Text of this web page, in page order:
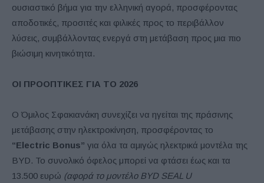
ουσιαστικό βήμα για την ελληνική αγορά, προσφέροντας
αποδοτικές, προσιτές και φιλικές προς το περιβάλλον
λύσεις, συμβάλλοντας ενεργά στη μετάβαση προς μια πιο
βιώσιμη κινητικότητα.
ΟΙ ΠΡΟΟΠΤΙΚΕΣ ΓΙΑ ΤΟ 2026
Ο Όμιλος Σφακιανάκη συνεχίζει να ηγείται της πράσινης
μετάβασης στην ηλεκτροκίνηση, προσφέροντας το
“Electric Bonus” για όλα τα αμιγώς ηλεκτρικά μοντέλα της
BYD. Το συνολικό όφελος μπορεί να φτάσει έως και τα
13.500 ευρώ (αφορά το μοντέλο BYDSEAL U